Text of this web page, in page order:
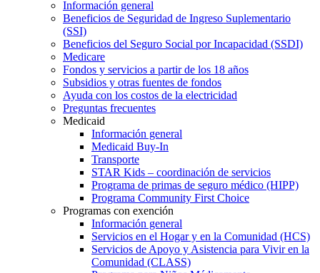
Información general
Beneficios de Seguridad de Ingreso Suplementario
(SSI)
Beneficios del Seguro Social por Incapacidad (SSDI)
Medicare
Fondos y servicios a partir de los 18 años
Subsidios y otras fuentes de fondos
Ayuda con los costos de la electricidad
Preguntas frecuentes
Medicaid
Información general
Medicaid Buy-In
Transporte
STAR Kids – coordinación de servicios
Programa de primas de seguro médico (HIPP)
Programa Community First Choice
Programas con exención
Información general
Servicios en el Hogar y en la Comunidad (HCS)
Servicios de Apoyo y Asistencia para Vivir en la
Comunidad (CLASS)